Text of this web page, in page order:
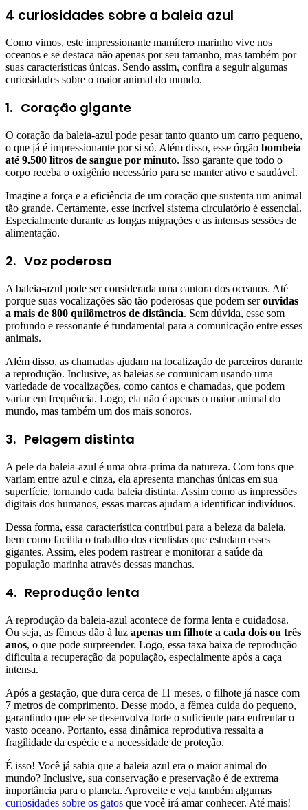
4 curiosidades sobre a baleia azul
Como vimos, este impressionante mamífero marinho vive nos
oceanos e se destaca não apenas por seu tamanho, mas também por
suas características únicas. Sendo assim, confira a seguir algumas
curiosidades sobre o maior animal do mundo.
1. Coração gigante
O coração da baleia-azul pode pesar tanto quanto um carro pequeno,
o que já é impressionante por si só. Além disso, esse órgão bombeia
até 9.500 litros de sangue por minuto. Isso garante que todo o
corpo receba o oxigênio necessário para se manter ativo e saudável.
Imagine a força e a eficiência de um coração que sustenta um animal
tão grande. Certamente, esse incrível sistema circulatório é essencial.
Especialmente durante as longas migrações e as intensas sessões de
alimentação.
2. Voz poderosa
A baleia-azul pode ser considerada uma cantora dos oceanos. Até
porque suas vocalizações são tão poderosas que podem serouvidas
a mais de 800 quilômetros de distância. Sem dúvida, esse som
profundo e ressonante é fundamental para a comunicação entre esses
animais.
Além disso, as chamadas ajudam na localização de parceiros durante
a reprodução. Inclusive, as baleias se comunicam usando uma
variedade de vocalizações, como cantos e chamadas, que podem
variar em frequência. Logo, ela não é apenas o maior animal do
mundo, mas também um dos mais sonoros.
3. Pelagem distinta
A pele da baleia-azul é uma obra-prima da natureza. Com tons que
variam entre azul e cinza, ela apresenta manchas únicas em sua
superfície, tornando cada baleia distinta. Assim como as impressões
digitais dos humanos, essas marcas ajudam a identificar indivíduos.
Dessa forma, essa característica contribui para a beleza da baleia,
bem como facilita o trabalho dos cientistas que estudam esses
gigantes. Assim, eles podem rastrear e monitorar a saúde da
população marinha através dessas manchas.
4. Reprodução lenta
A reprodução da baleia-azul acontece de forma lenta e cuidadosa.
Ou seja, as fêmeas dão à luz apenas um filhote a cada dois ou três
anos, o que pode surpreender. Logo, essa taxa baixa de reprodução
dificulta a recuperação da população, especialmente após a caça
intensa.
Após a gestação, que dura cerca de 11 meses, o filhote já nasce com
7 metros de comprimento. Desse modo, a fêmea cuida do pequeno,
garantindo que ele se desenvolva forte o suficiente para enfrentar o
vasto oceano. Portanto, essa dinâmica reprodutiva ressalta a
fragilidade da espécie e a necessidade de proteção.
É isso! Você já sabia que a baleia azul era o maior animal do
mundo? Inclusive, sua conservação e preservação é de extrema
importância para o planeta. Aproveite e veja também algumas
curiosidades sobre os gatos que você irá amar conhecer. Até mais!